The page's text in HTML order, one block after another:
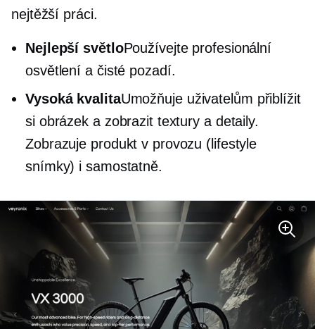
nejtěžší práci.
Nejlepší světloPoužívejte profesionální
osvětlení a čisté pozadí.
Vysoká kvalitaUmožňuje uživatelům přiblížit
si obrázek a zobrazit textury a detaily.
Zobrazuje produkt v provozu (lifestyle
snímky) i samostatně.